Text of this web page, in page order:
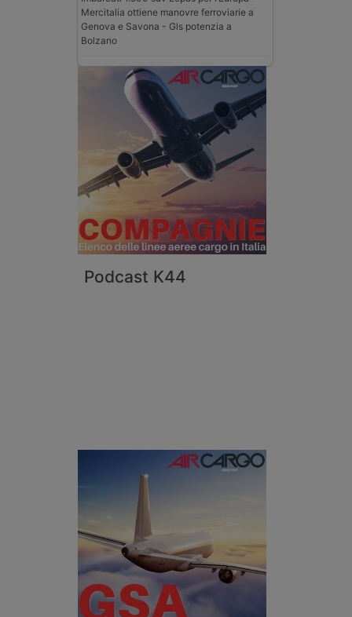
Mercitalia ottiene manovre ferroviarie a
Genova e Savona - Gls potenzia a
Bolzano
Podcast K44